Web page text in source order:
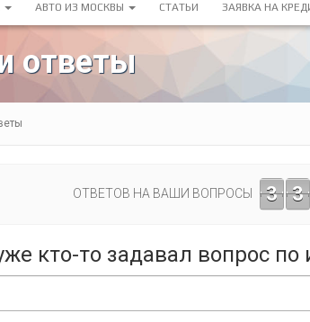
АВТО ИЗ МОСКВЫ СТАТЬИ ЗАЯВКА НА
ответы
ОТВЕТОВ НА ВАШИ ВОПРОСЫ 3 3
кто-то задавал вопрос